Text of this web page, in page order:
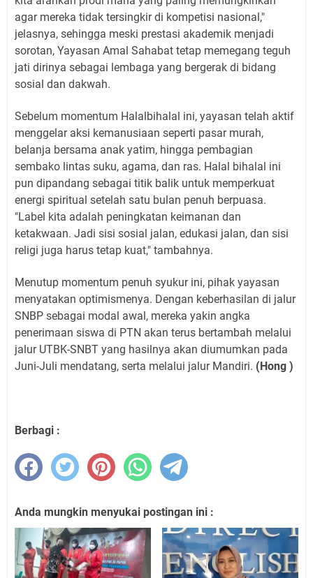
agar mereka tidak tersingkir di kompetisi nasional,"
jelasnya, sehingga meski prestasi akademik menjadi
sorotan, Yayasan Amal Sahabat tetap memegang teguh
jati dirinya sebagai lembaga yang bergerak di bidang
sosial dan dakwah.
Sebelum momentum Halalbihalal ini, yayasan telah aktif
menggelar aksi kemanusiaan seperti pasar murah,
belanja bersama anak yatim, hingga pembagian
sembako lintas suku, agama, dan ras. Halal bihalal ini
pun dipandang sebagai titik balik untuk memperkuat
energi spiritual setelah satu bulan penuh berpuasa.
"Label kita adalah peningkatan keimanan dan
ketakwaan. Jadi sisi sosial jalan, edukasi jalan, dan sisi
religi juga harus tetap kuat," tambahnya.
Menutup momentum penuh syukur ini, pihak yayasan
menyatakan optimismenya. Dengan keberhasilan di jalur
SNBP sebagai modal awal, mereka yakin angka
penerimaan siswa di PTN akan terus bertambah melalui
jalur UTBK-SNBT yang hasilnya akan diumumkan pada
Juni-Juli mendatang, serta melalui jalur Mandiri. (Hong )
Berbagi :
Anda mungkin menyukai postingan ini :